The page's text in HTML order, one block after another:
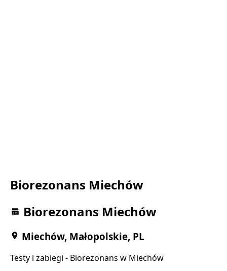
Biorezonans Miechów
Biorezonans Miechów
Miechów, Małopolskie, PL
Testy i zabiegi - Biorezonans w Miechów